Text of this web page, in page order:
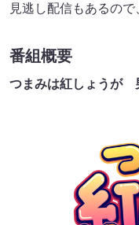
見逃し配信もあるので
番組概要
つまみは紅しょうが